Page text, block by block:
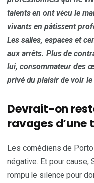
talents en ont vécu le
vivants en pâtissent
Les salles, espaces et
aux arrêts. Plus de
lui, consommateur des
privé du plaisir de voir
Devrait-on
ravages d’une
Les comédiens de
négative. Et pour cause,
rompu le silence pour